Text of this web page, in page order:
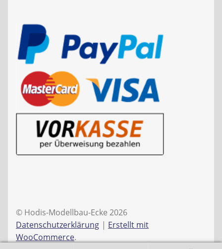
© Hodis-Modellbau-Ecke 2026
Datenschutzerklärung
Erstellt mit
WooCommerce.